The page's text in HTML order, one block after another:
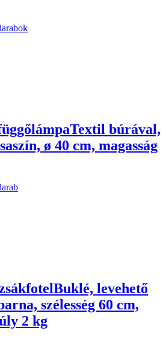
Textil búrával,
ø 40 cm, magasság
Buklé, levehető
szélesség 60 cm,
2 kg